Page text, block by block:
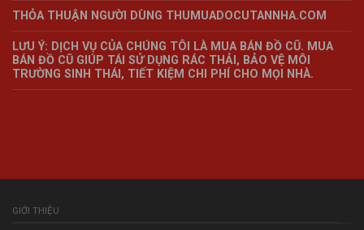
THỎA THUẬN NGƯỜI DÙNG THUMUADOCUTANNHA.COM
LƯU Ý: DỊCH VỤ CỦA CHÚNG TÔI LÀ MUA BÁN ĐỒ CŨ. MUA
BÁN ĐỒ CŨ GIÚP TÁI SỬ DỤNG RÁC THẢI, BẢO VỆ MÔI
TRƯỜNG SINH THÁI, TIẾT KIỆM CHI PHÍ CHO MỌI NHÀ.
GIỚI THIỆU